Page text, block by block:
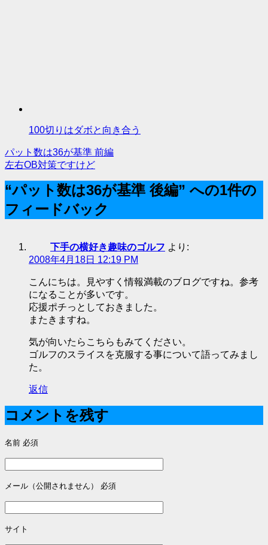
100切りはダボと向き合う
投
稿
ナ
ビ
パット数は36が基準 前編
左右OB対策ですけど
“パット数は36が基準 後編” への1件の
フィードバック
下手の横好き趣味のゴルフ より:
2008年4月18日 12:19 PM
こんにちは。見やすく情報満載のブログですね。参考
になることが多いです。
応援ポチっとしておきました。
またきますね。
気が向いたらこちらもみてください。
ゴルフのスライスを克服する事について語ってみまし
た。
返信
コメントを残す
名前 必須
メール（公開されません） 必須
サイト